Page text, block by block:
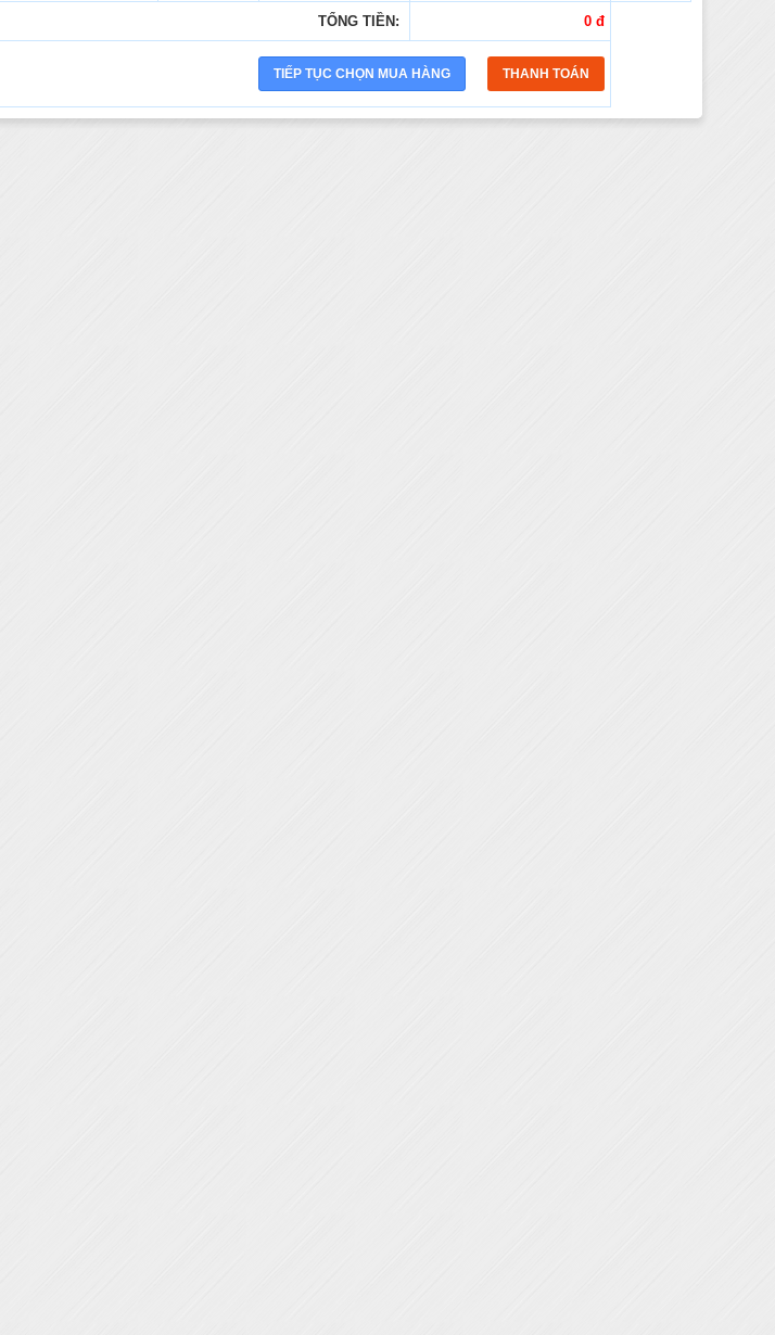
TỔNG TIỀN: 0 đ